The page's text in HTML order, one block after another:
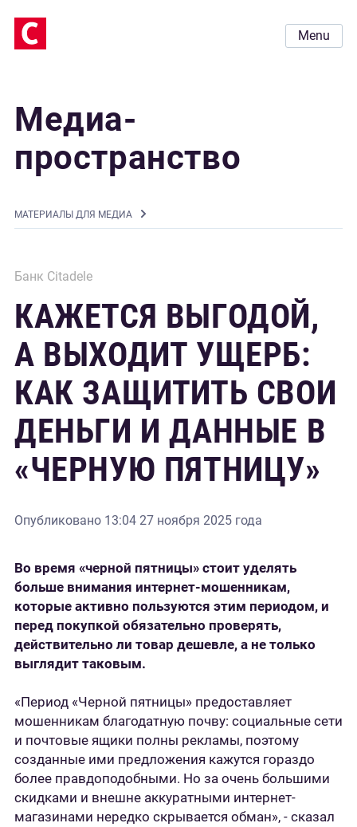
Menu
Медиа-
пространство
MАТЕРИАЛЫ ДЛЯ МЕДИА
Банк Citadele
КАЖЕТСЯ ВЫГОДОЙ,
А ВЫХОДИТ УЩЕРБ:
КАК ЗАЩИТИТЬ СВОИ
ДЕНЬГИ И ДАННЫЕ В
«ЧЕРНУЮ ПЯТНИЦУ»
Опубликовано 13:04 27 ноября 2025 года
Во время «черной пятницы» стоит уделять
больше внимания интернет-мошенникам,
которые активно пользуются этим периодом, и
перед покупкой обязательно проверять,
действительно ли товар дешевле, а не только
выглядит таковым.
«Период «Черной пятницы» предоставляет
мошенникам благодатную почву: социальные сети
и почтовые ящики полны рекламы, поэтому
созданные ими предложения кажутся гораздо
более правдоподобными. Но за очень большими
скидками и внешне аккуратными интернет-
магазинами нередко скрывается обман», - сказал